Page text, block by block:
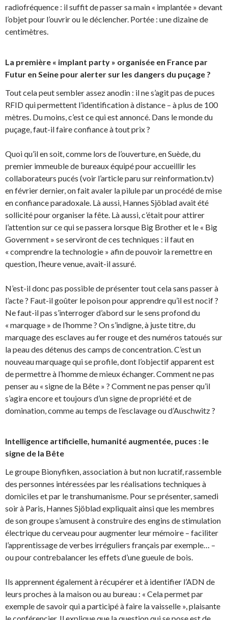
radiofréquence : il suffit de passer sa main « implantée » devant
l’objet pour l’ouvrir ou le déclencher. Portée : une dizaine de
centimètres.
La première « implant party » organisée en France par
Futur en Seine pour alerter sur les dangers du puçage ?
Tout cela peut sembler assez anodin : il ne s’agit pas de puces
RFID qui permettent l’identification à distance – à plus de 100
mètres. Du moins, c’est ce qui est annoncé. Dans le monde du
puçage, faut-il faire confiance à tout prix ?
Quoi qu’il en soit, comme lors de l’ouverture, en Suède, du
premier immeuble de bureaux équipé pour accueillir les
collaborateurs pucés (voir l’article paru sur reinformation.tv)
en février dernier, on fait avaler la pilule par un procédé de mise
en confiance paradoxale. Là aussi, Hannes Sjöblad avait été
sollicité pour organiser la fête. Là aussi, c’était pour attirer
l’attention sur ce qui se passera lorsque Big Brother et le « Big
Government » se serviront de ces techniques : il faut en
« comprendre la technologie » afin de pouvoir la remettre en
question, l’heure venue, avait-il assuré.
N’est-il donc pas possible de présenter tout cela sans passer à
l’acte ? Faut-il goûter le poison pour apprendre qu’il est nocif ?
Ne faut-il pas s’interroger d’abord sur le sens profond du
« marquage » de l’homme ? On s’indigne, à juste titre, du
marquage des esclaves au fer rouge et des numéros tatoués sur
la peau des détenus des camps de concentration. C’est un
nouveau marquage qui se profile, dont l’objectif apparent est
de permettre à l’homme de mieux échanger. Comment ne pas
penser au « signe de la Bête » ? Comment ne pas penser qu’il
s’agira encore et toujours d’un signe de propriété et de
domination, comme au temps de l’esclavage ou d’Auschwitz ?
Intelligence artificielle, humanité augmentée, puces : le
signe de la Bête
Le groupe Bionyfiken, association à but non lucratif, rassemble
des personnes intéressées par les réalisations techniques à
domiciles et par le transhumanisme. Pour se présenter, samedi
soir à Paris, Hannes Sjöblad expliquait ainsi que les membres
de son groupe s’amusent à construire des engins de stimulation
électrique du cerveau pour augmenter leur mémoire – faciliter
l’apprentissage de verbes irréguliers français par exemple… –
ou pour contrebalancer les effets d’une gueule de bois.
Ils apprennent également à récupérer et à identifier l’ADN de
leurs proches à la maison ou au bureau : « Cela permet par
exemple de savoir qui a participé à faire la vaisselle », plaisante